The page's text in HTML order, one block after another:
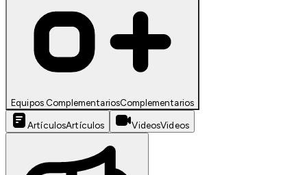
Equipos ComplementariosComplementarios
ArtículosArtículos VideosVideos